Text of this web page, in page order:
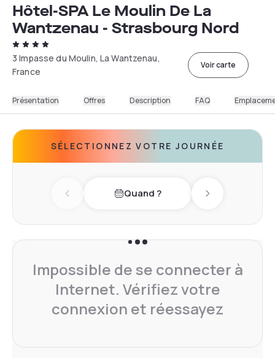
Hôtel-SPA Le Moulin De La
Wantzenau - Strasbourg Nord
3 Impasse du Moulin, La Wantzenau,
France
Voir carte
Présentation Offres Description FAQ
SÉLECTIONNEZ VOTRE JOURNÉE
Previous dayQuand ? Next day
Impossible de se connecter à
Internet. Vérifiez votre
connexion et réessayez